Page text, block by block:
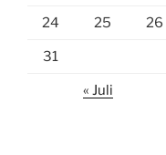
24 25 26
31
« Juli